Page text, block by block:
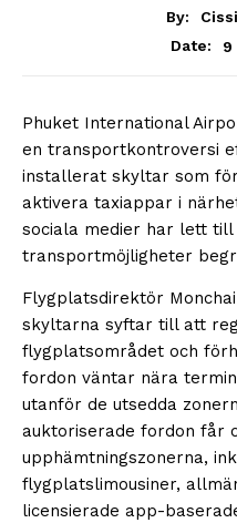
By:
Date:
9
Phuket International
en transportkontroversi
installerat skyltar som
aktivera taxiappar i
sociala medier har lett
transportmöjligheter
Flygplatsdirektör
skyltarna syftar till att
flygplatsområdet och
fordon väntar nära
utanför de utsedda
auktoriserade fordon får
upphämtningszonerna,
flygplatslimousiner,
licensierade app-